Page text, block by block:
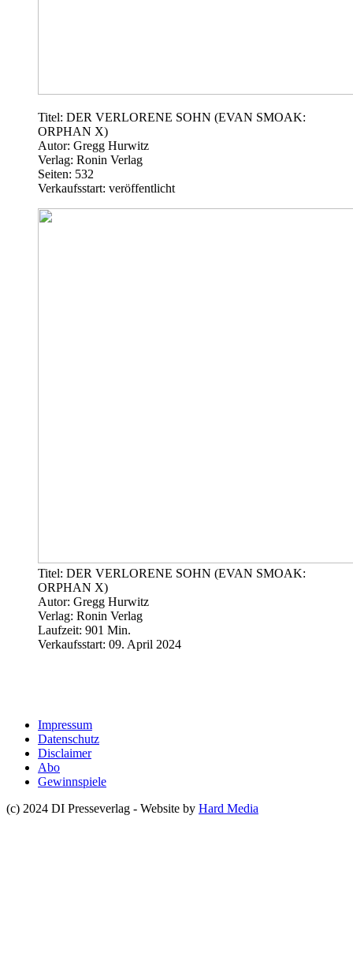
Titel: DER VERLORENE SOHN (EVAN SMOAK:
ORPHAN X)
Autor: Gregg Hurwitz
Verlag: Ronin Verlag
Seiten: 532
Verkaufsstart: veröffentlicht
Titel: DER VERLORENE SOHN (EVAN SMOAK:
ORPHAN X)
Autor: Gregg Hurwitz
Verlag: Ronin Verlag
Laufzeit: 901 Min.
Verkaufsstart: 09. April 2024
Impressum
Datenschutz
Disclaimer
Abo
Gewinnspiele
(c) 2024 DI Presseverlag - Website by Hard Media